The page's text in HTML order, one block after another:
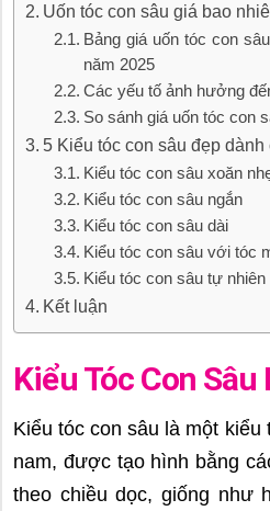
Uốn tóc con sâu giá bao
Bảng giá uốn tóc con
năm 2025
Các yếu tố ảnh hưởng
So sánh giá uốn tóc con
5 Kiểu tóc con sâu đẹp dành
Kiểu tóc con sâu xoăn
Kiểu tóc con sâu ngắn
Kiểu tóc con sâu dài
Kiểu tóc con sâu với tóc
Kiểu tóc con sâu tự nhiên
Kết luận
Kiểu Tóc Con Sâu
Kiểu tóc con sâu là một kiểu
nam, được tạo hình bằng
theo chiều dọc, giống như